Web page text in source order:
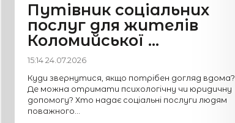
Путівник соціальних
послуг для жителів
Коломийської ...
15:14 24.07.2026
Куди звернутися, якщо потрібен догляд вдома?
Де можна отримати психологічну чи юридичну
допомогу? Хто надає соціальні послуги людям
поважного...